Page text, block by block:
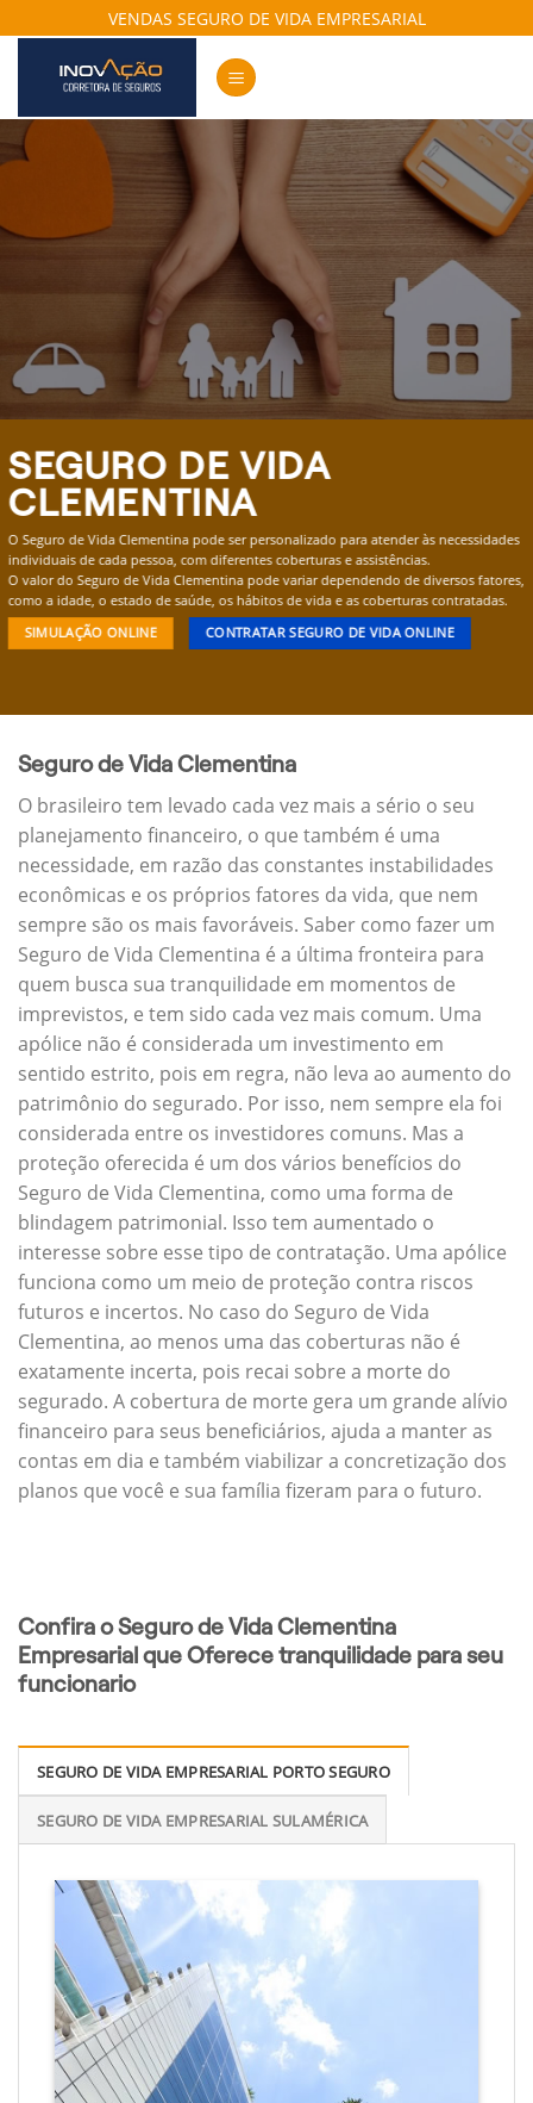
to
content
VENDAS SEGURO DE VIDA EMPRESARIAL
SEGURO DE VIDA
CLEMENTINA
O Seguro de Vida Clementina pode ser personalizado para atender às necessidades
individuais de cada pessoa, com diferentes coberturas e assistências.
O valor do Seguro de Vida Clementina pode variar dependendo de diversos fatores,
como a idade, o estado de saúde, os hábitos de vida e as coberturas contratadas.
SIMULAÇÃO ONLINE CONTRATAR SEGURO DE VIDA ONLINE
Seguro de Vida Clementina
O brasileiro tem levado cada vez mais a sério o seu
planejamento financeiro, o que também é uma
necessidade, em razão das constantes instabilidades
econômicas e os próprios fatores da vida, que nem
sempre são os mais favoráveis. Saber como fazer um
Seguro de Vida Clementina é a última fronteira para
quem busca sua tranquilidade em momentos de
imprevistos, e tem sido cada vez mais comum. Uma
apólice não é considerada um investimento em
sentido estrito, pois em regra, não leva ao aumento do
patrimônio do segurado. Por isso, nem sempre ela foi
considerada entre os investidores comuns. Mas a
proteção oferecida é um dos vários benefícios do
Seguro de Vida Clementina, como uma forma de
blindagem patrimonial. Isso tem aumentado o
interesse sobre esse tipo de contratação. Uma apólice
funciona como um meio de proteção contra riscos
futuros e incertos. No caso do Seguro de Vida
Clementina, ao menos uma das coberturas não é
exatamente incerta, pois recai sobre a morte do
segurado. A cobertura de morte gera um grande alívio
financeiro para seus beneficiários, ajuda a manter as
contas em dia e também viabilizar a concretização dos
planos que você e sua família fizeram para o futuro.
Confira o Seguro de Vida Clementina
Empresarial que Oferece tranquilidade para seu
funcionario
SEGURO DE VIDA EMPRESARIAL PORTO SEGURO
SEGURO DE VIDA EMPRESARIAL SULAMÉRICA